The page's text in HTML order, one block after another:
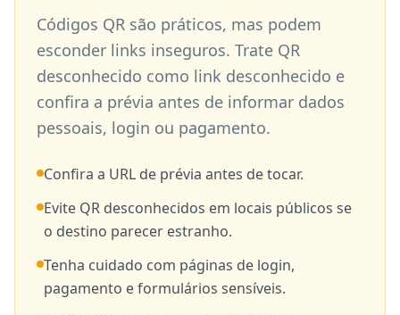
Códigos QR são práticos, mas podem
esconder links inseguros. Trate QR
desconhecido como link desconhecido e
confira a prévia antes de informar dados
pessoais, login ou pagamento.
Confira a URL de prévia antes de tocar.
Evite QR desconhecidos em locais públicos se
o destino parecer estranho.
Tenha cuidado com páginas de login,
pagamento e formulários sensíveis.